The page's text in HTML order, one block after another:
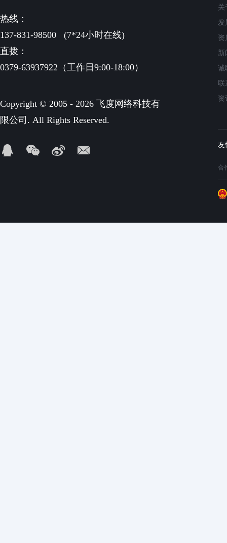
热线：
137-831-98500
(7*24小时在线)
直拨：
0379-63937922（工作日9:00-18:00）
Copyright © 2005 - 2026 飞度网络科技有
限公司. All Rights Reserved.
关
发
资
新
诚
联
资
合